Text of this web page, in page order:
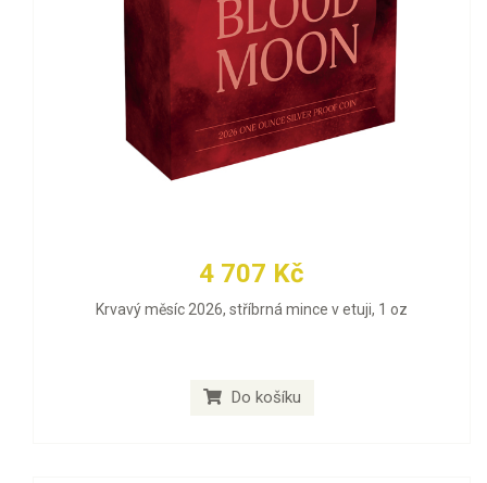
4 707 Kč
Krvavý měsíc 2026, stříbrná mince v etuji, 1 oz
Do košíku